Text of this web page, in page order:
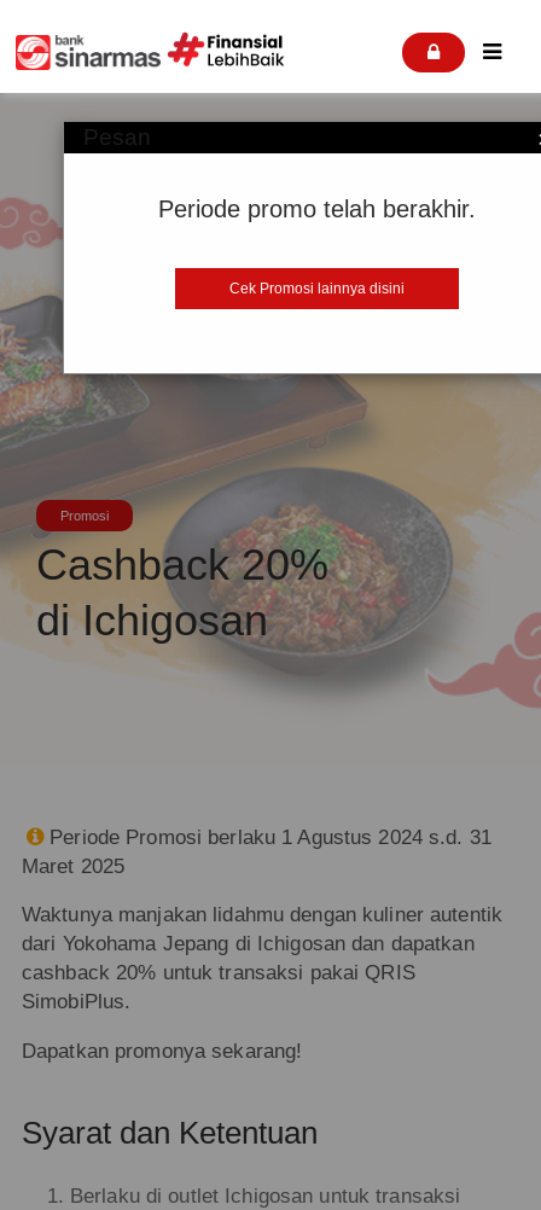
 
Promosi
Cashback 20%
di Ichigosan
 Periode Promosi berlaku 1 Agustus 2024 s.d. 31
Maret 2025
Waktunya manjakan lidahmu dengan kuliner autentik
dari Yokohama Jepang di Ichigosan dan dapatkan
cashback 20% untuk transaksi pakai QRIS
SimobiPlus.
Dapatkan promonya sekarang!
Syarat dan Ketentuan
Berlaku di outlet Ichigosan untuk transaksi
Pesan
Periode promo telah berakhir.
Cek Promosi lainnya disini